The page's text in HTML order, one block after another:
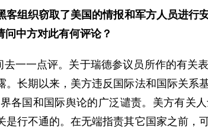
组织窃取了美国的情报和军方人员进行
中方对此有何评论？
一点评。关于瑞德参议员所作的有关
长期以来，美方违反国际法和国际关系
各国和国际舆论的广泛谴责。美方有关
行不通的。在无端指责其它国家之前，